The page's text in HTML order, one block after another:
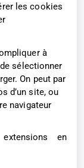
les cookies
à
sélectionner
On peut par
d’un site, ou
navigateur
en